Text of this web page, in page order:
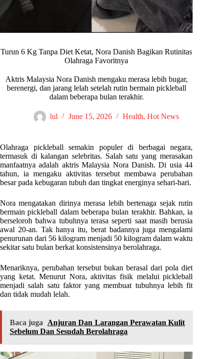
Turun 6 Kg Tanpa Diet Ketat, Nora Danish Bagikan Rutinitas
Olahraga Favoritnya
Aktris Malaysia Nora Danish mengaku merasa lebih bugar,
berenergi, dan jarang lelah setelah rutin bermain pickleball
dalam beberapa bulan terakhir.
lul June 15, 2026 Health, Hot News
Olahraga pickleball semakin populer di berbagai negara,
termasuk di kalangan selebritas. Salah satu yang merasakan
manfaatnya adalah aktris Malaysia Nora Danish. Di usia 44
tahun, ia mengaku aktivitas tersebut membawa perubahan
besar pada kebugaran tubuh dan tingkat energinya sehari-hari.
Nora mengatakan dirinya merasa lebih bertenaga sejak rutin
bermain pickleball dalam beberapa bulan terakhir. Bahkan, ia
berseloroh bahwa tubuhnya terasa seperti saat masih berusia
awal 20-an. Tak hanya itu, berat badannya juga mengalami
penurunan dari 56 kilogram menjadi 50 kilogram dalam waktu
sekitar satu bulan berkat konsistensinya berolahraga.
Menariknya, perubahan tersebut bukan berasal dari pola diet
yang ketat. Menurut Nora, aktivitas fisik melalui pickleball
menjadi salah satu faktor yang membuat tubuhnya lebih fit
dan tidak mudah lelah.
Baca juga
Anjuran Dan Larangan Perawatan Kulit
Sebelum Dan Sesudah Berolahraga